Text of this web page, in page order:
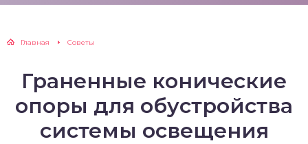
Главная Советы
Граненные конические
опоры для обустройства
системы освещения